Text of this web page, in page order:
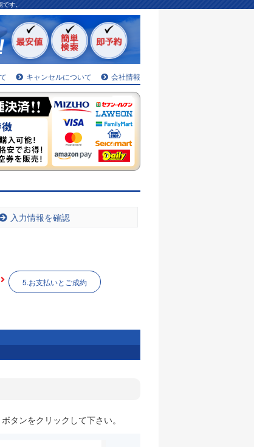
す。
キャンセルについて 会社情報
入力情報を確認
5.お支払いとご成約
タンをクリックして下さい。